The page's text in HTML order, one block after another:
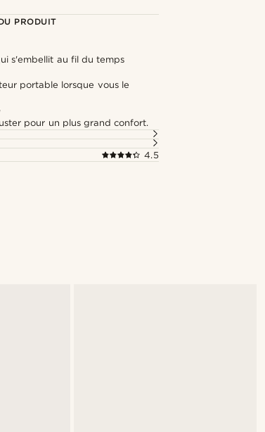
PRODUIT
s'embellit au fil du temps
portable lorsque vous le
pour un plus grand confort.
4.5